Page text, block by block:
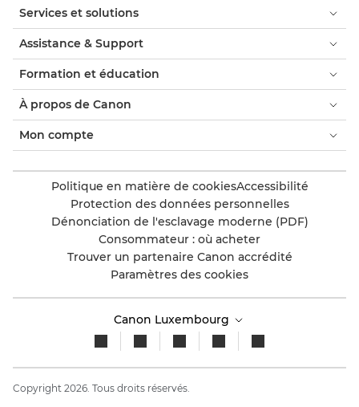
Services et solutions
Assistance & Support
Formation et éducation
À propos de Canon
Mon compte
Politique en matière de cookiesAccessibilité
Protection des données personnelles
Dénonciation de l'esclavage moderne (PDF)
Consommateur : où acheter
Trouver un partenaire Canon accrédité
Paramètres des cookies
Canon Luxembourg
Copyright 2026. Tous droits réservés.